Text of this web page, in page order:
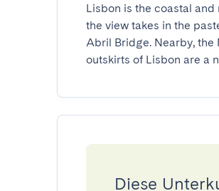
Lisbon is the coastal and
the view takes in the
Abril Bridge. Nearby, the
outskirts of Lisbon are a
Diese